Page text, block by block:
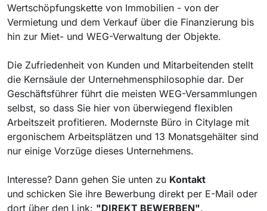
Wertschöpfungskette von Immobilien - von der
Vermietung und dem Verkauf über die Finanzierung bis
hin zur Miet- und WEG-Verwaltung der Objekte.
Die Zufriedenheit von Kunden und Mitarbeitenden stellt
die Kernsäule der Unternehmensphilosophie dar. Der
Geschäftsführer führt die meisten WEG-Versammlungen
selbst, so dass Sie hier von überwiegend flexiblen
Arbeitszeit profitieren. Modernste Büro in Citylage mit
ergonischem Arbeitsplätzen und 13 Monatsgehälter sind
nur einige Vorzüge dieses Unternehmens.
Interesse? Dann gehen Sie unten zu Kontakt
und schicken Sie ihre Bewerbung direkt per E-Mail oder
dort über den Link: "DIREKT BEWERBEN".